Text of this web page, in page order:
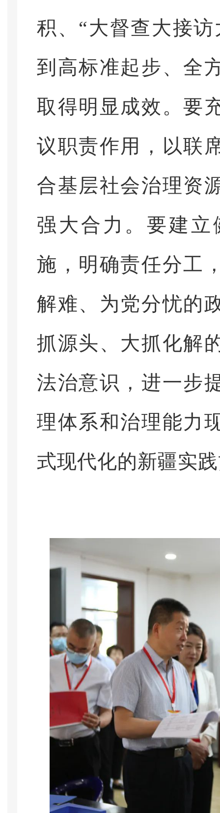
积、“大督查大接
到高标准起步、全
取得明显成效。要
议职责作用，以联
合基层社会治理资
强大合力。要建
施，明确责任分工
解难、为党分忧的
抓源头、大抓化解
法治意识，进一步
理体系和治理能力
式现代化的新疆实